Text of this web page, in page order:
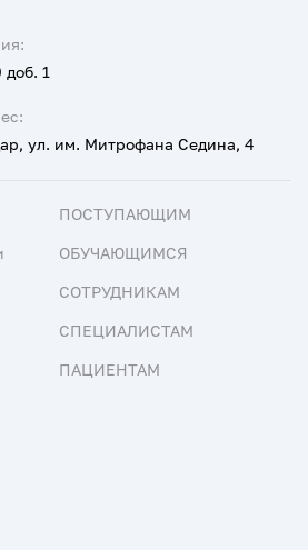
ул. им. Митрофана Седина, 4
доб. 1
ПОСТУПАЮЩИМ
ОБУЧАЮЩИМСЯ
СОТРУДНИКАМ
СПЕЦИАЛИСТАМ
ПАЦИЕНТАМ